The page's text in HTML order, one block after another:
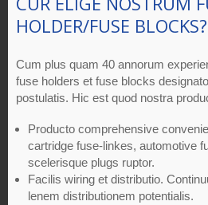
HOLDER/FUSE BLOCKS?
Cum plus quam 40 annorum
fuse holders et fuse blocks
postulatis. Hic est quod nostra
Producto comprehensive
cartridge fuse-linkes, automotive
scelerisque plugs ruptor.
Facilis wiring et distributio.
lenem distributionem potentialis.